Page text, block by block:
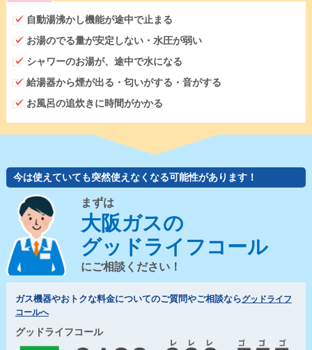
自動湯沸かし機能が途中で止まる
お湯のでる量が安定しない・水圧が弱い
シャワーのお湯が、途中で水になる
給湯器から煙が出る・匂いがする・音がする
お風呂の追炊きに時間がかかる
今は使えていても突然使えなくなる可能性があります！
まずは
大阪ガスの
グッドライフコール
にご相談ください！
ガス機器やおトクな料金についてのご質問やご相談ならグッドライフ
コールへ
グッドライフコール